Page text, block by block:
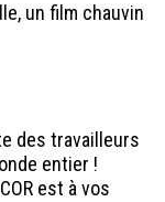
un film chauvin
des travailleurs
entier !
est à vos